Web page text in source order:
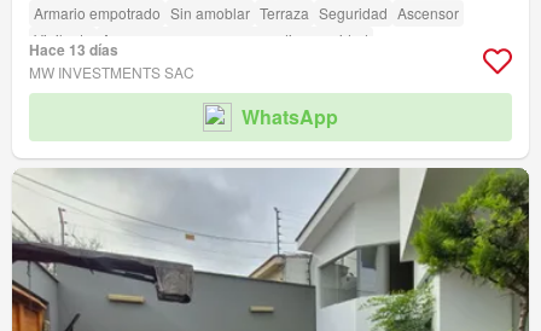
Armario empotrado Sin amoblar Terraza Seguridad Ascensor
Vigilante
Acceso para personas con discapacidad
Hace 13 días
MW INVESTMENTS SAC
WhatsApp